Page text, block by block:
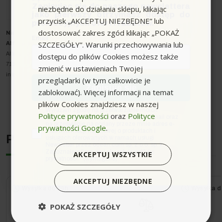
Nazwa producenta oraz osoba odpowiedzialna w UE:
Alfred Kärcher SE & Co. KG
Alfred-Kärcher-Strasse 28-40
71364 Winnenden
info@karcher.com
Podobne urządzenia
Wysyłka do 24h Wysyłka
niezbędne do działania sklepu, klikając
przycisk „AKCEPTUJ NIEZBĘDNE” lub
dostosować zakres zgód klikając „POKAŻ
SZCZEGÓŁY”. Warunki przechowywania lub
dostępu do plików Cookies możesz także
zmienić w ustawieniach Twojej
przeglądarki (w tym całkowicie je
zablokować). Więcej informacji na temat
plików Cookies znajdziesz w naszej
Polityce prywatności oraz Polityce
prywatności Google.
AKCEPTUJ WSZYSTKIE
AKCEPTUJ NIEZBĘDNE
POKAŻ SZCZEGÓŁY
Zapisując się do naszego newslettera
jako pierwszy otrzymasz dostęp do
promocyjnych ofert i rabatów.
Email
Zapisuję się
zgodaWyrażam zgodę na przetwarzanie moich
danych osobowych w postaci adresu e-mail oraz
na przesyłanie na podany przeze mnie adres e-
mail informacji handlowej o produktach i
Newsletter przez ocean.com sp. z o.o. sp. k.
Zapoznałem/łam się i akceptuję politykę
prywatności. *(wymagane)